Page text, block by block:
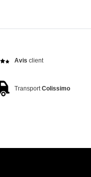
Avis client
TransportColissimo